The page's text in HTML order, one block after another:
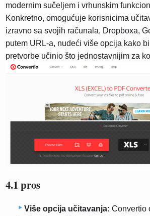
modernim sučeljem i vrhunskim
Konkretno, omogućuje korisnicima
izravno sa svojih računala, Dropboxa,
putem URL-a, nudeći više opcija kako
pretvorbe učinio što jednostavnijim za
4.1 pros
Više opcija učitavanja: Convertio